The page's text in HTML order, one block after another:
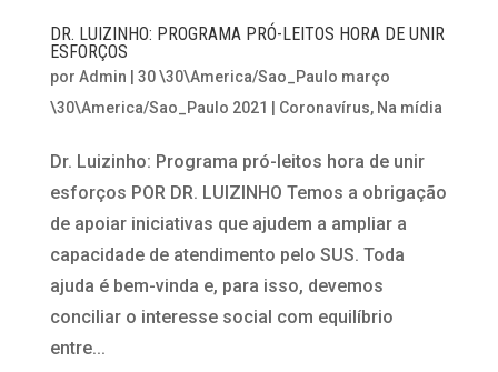
DR. LUIZINHO: PROGRAMA PRÓ-LEITOS HORA DE UNIR
ESFORÇOS
por Admin
30 \30\America/Sao_Paulo março
\30\America/Sao_Paulo 2021
Coronavírus, Na mídia
Dr. Luizinho: Programa pró-leitos hora de unir
esforços POR DR. LUIZINHO Temos a obrigação
de apoiar iniciativas que ajudem a ampliar a
capacidade de atendimento pelo SUS. Toda
ajuda é bem-vinda e, para isso, devemos
conciliar o interesse social com equilíbrio
entre...